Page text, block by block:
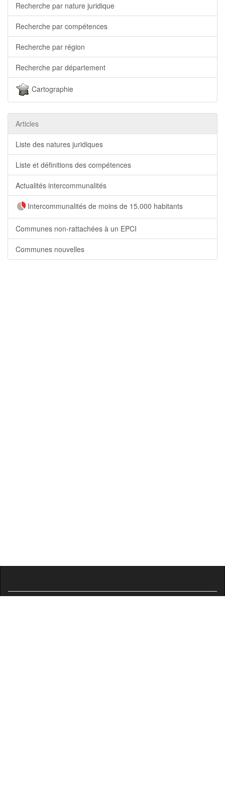
Recherche par nature juridique
Recherche par compétences
Recherche par région
Recherche par département
Cartographie
Articles
Liste des natures juridiques
Liste et définitions des compétences
Actualités intercommunalités
Intercommunalités de moins de 15.000 habitants
Communes non-rattachées à un EPCI
Communes nouvelles